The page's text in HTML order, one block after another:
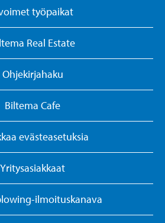
työpaikat
Real Estate
Ohjekirjahaku
Biltema Cafe
evästeasetuksia
Yritysasiakkaat
ilmoituskanava